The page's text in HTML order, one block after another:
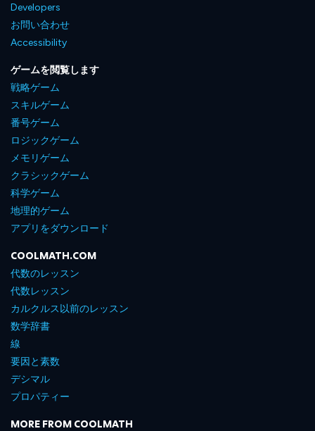
Developers
お問い合わせ
Accessibility
ゲームを閲覧します
戦略ゲーム
スキルゲーム
番号ゲーム
ロジックゲーム
メモリゲーム
クラシックゲーム
科学ゲーム
地理的ゲーム
アプリをダウンロード
COOLMATH.COM
代数のレッスン
代数レッスン
カルクルス以前のレッスン
数学辞書
線
要因と素数
デシマル
プロパティー
MORE FROM COOLMATH